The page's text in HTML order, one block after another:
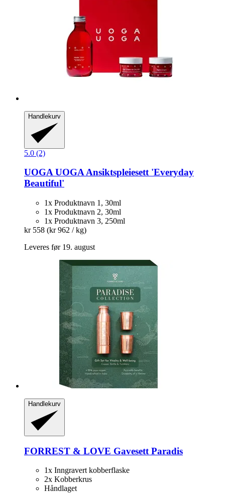
Handlekurv
5.0 (2)
UOGA UOGAAnsiktspleiesett 'Everyday
Beautiful'
1x Produktnavn 1, 30ml
1x Produktnavn 2, 30ml
1x Produktnavn 3, 250ml
kr 558 (kr 962 / kg)
Leveres før 19. august
Handlekurv
FORREST & LOVE Gavesett Paradis
1x Inngravert kobberflaske
2x Kobberkrus
Håndlaget